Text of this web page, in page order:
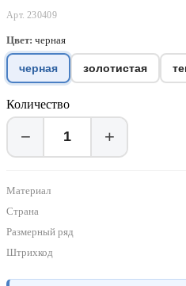
Арт. 230409
Цвет: черная
черная золотистая
Количество
− +
Материал
Страна
Размерный ряд
Штрихкод